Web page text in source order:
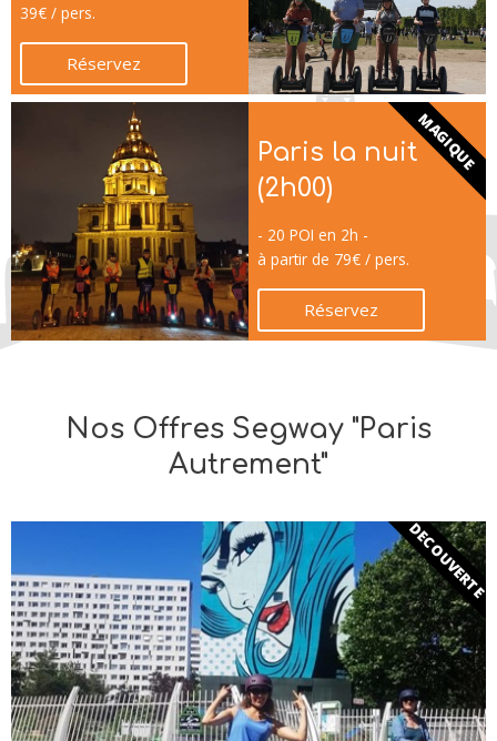
39€ / pers.
Réservez
Paris la nuit
(2h00)
- 20 POI en 2h -
à partir de 79€ / pers.
Réservez
MAGIQUE
Nos Offres Segway "Paris
Autrement"
DECOUVERTE